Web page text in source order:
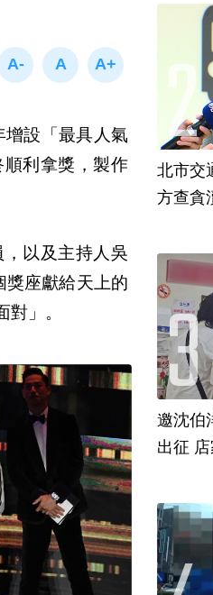
設「最具人氣
利拿獎，製作
以及主持人吳
獎座獻給天上的
」。
北市交
方查貪
邀沈伯
出征